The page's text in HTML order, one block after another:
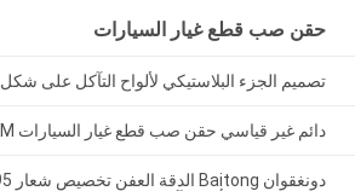
حقن صب قطع غيار السيارات
تصميم الجزء البلاستيكي لألواح التآكل على شكل X حقن
دائم غير قياسي حقن صب قطع غيار السيارات ODM